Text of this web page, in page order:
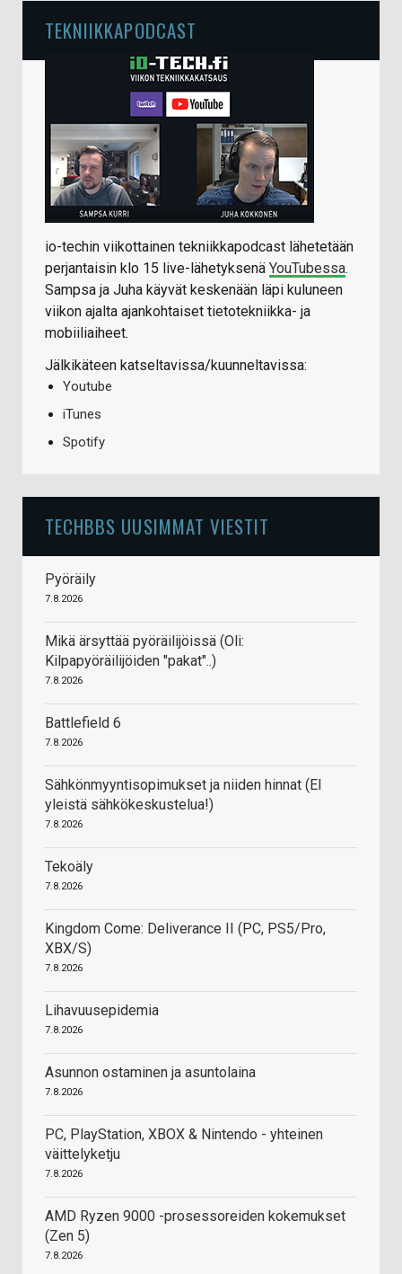
TEKNIIKKAPODCAST
io-techin viikottainen tekniikkapodcast lähetetään
perjantaisin klo 15 live-lähetyksenä YouTubessa.
Sampsa ja Juha käyvät keskenään läpi kuluneen
viikon ajalta ajankohtaiset tietotekniikka- ja
mobiiliaiheet.
Jälkikäteen katseltavissa/kuunneltavissa:
Youtube
iTunes
Spotify
TECHBBS UUSIMMAT VIESTIT
Pyöräily
7.8.2026
Mikä ärsyttää pyöräilijöissä (Oli:
Kilpapyöräilijöiden "pakat"..)
7.8.2026
Battlefield 6
7.8.2026
Sähkönmyyntisopimukset ja niiden hinnat (EI
yleistä sähkökeskustelua!)
7.8.2026
Tekoäly
7.8.2026
Kingdom Come: Deliverance II (PC, PS5/Pro,
XBX/S)
7.8.2026
Lihavuusepidemia
7.8.2026
Asunnon ostaminen ja asuntolaina
7.8.2026
PC, PlayStation, XBOX & Nintendo - yhteinen
väittelyketju
7.8.2026
AMD Ryzen 9000 -prosessoreiden kokemukset
(Zen 5)
7.8.2026